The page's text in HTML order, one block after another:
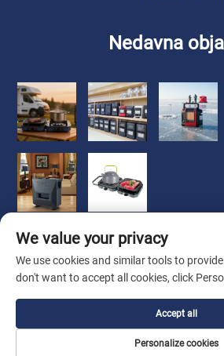
Nedavna
Avtorske pravice © 2026 Zhongshan
Vse pravice pridržane
O podjetju
We value your privacy
We use cookies and similar tools to
don't want to accept all cookies, click
Personalize cookies
Accept all